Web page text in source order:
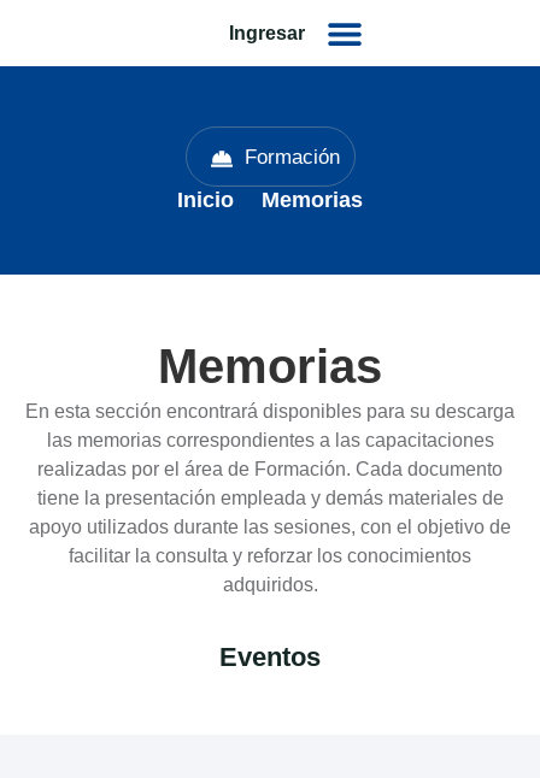
Ingresar
Formación
Inicio Memorias
Memorias
En esta sección encontrará disponibles para su descarga
las memorias correspondientes a las capacitaciones
realizadas por el área de Formación. Cada documento
tiene la presentación empleada y demás materiales de
apoyo utilizados durante las sesiones, con el objetivo de
facilitar la consulta y reforzar los conocimientos
adquiridos.
Eventos